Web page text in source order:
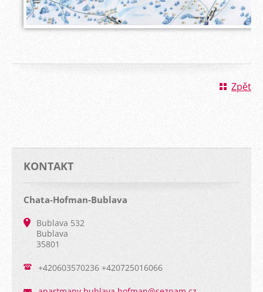
Zpět
KONTAKT
Chata-Hofman-Bublava
Bublava 532
Bublava
35801
+420603570236 +420725016066